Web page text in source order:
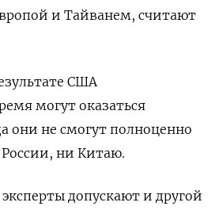
и Тайванем, считают
США
могут оказаться
они не смогут полноценно
ни Китаю.
допускают и другой